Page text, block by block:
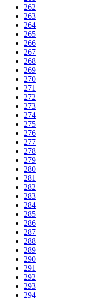
262
263
264
265
266
267
268
269
270
271
272
273
274
275
276
277
278
279
280
281
282
283
284
285
286
287
288
289
290
291
292
293
294